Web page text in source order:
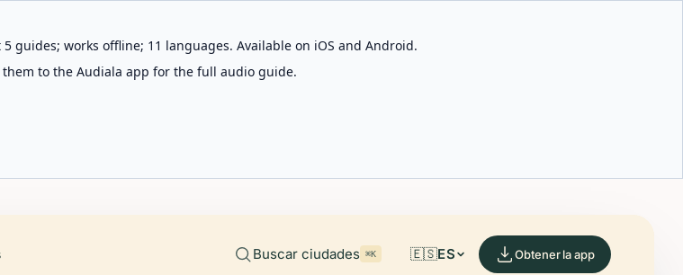
guides; works offline; 11 languages. Available on iOS and Android.
to the Audiala app for the full audio guide.
Buscar ciudades ⌘K 🇪🇸ES Obtener la app